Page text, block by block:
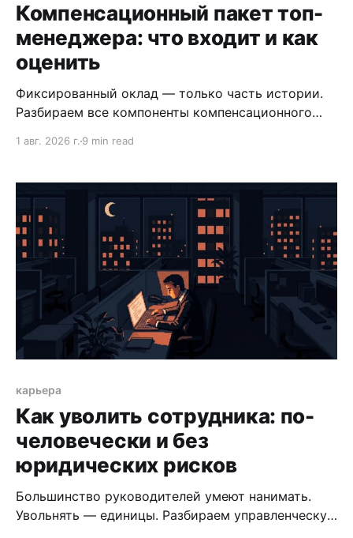
Компенсационный пакет топ-
менеджера: что входит и как
оценить
Фиксированный оклад — только часть истории.
Разбираем все компоненты компенсационного
1 авг. 2026 г. 9 min read
карьера
Как уволить сотрудника: по-
человечески и без
юридических рисков
Большинство руководителей умеют нанимать.
Увольнять — единицы. Разбираем управленческую